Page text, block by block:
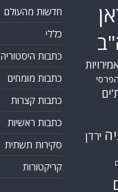
ירדן
חדשות מהעולם
כללי
כתבות היסטוריה
כתבות מומחים
כתבות קצרות
כתבות ראשיות
סקירות תשתית
קריקטורות